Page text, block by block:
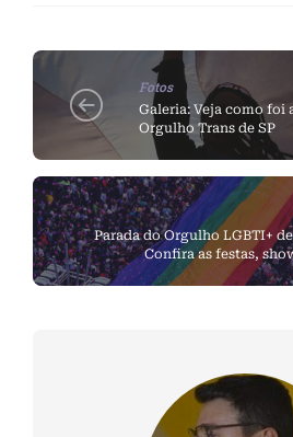
Fotos
Galeria: Veja como foi
Orgulho Trans de SP
Parada do Orgulho LGBTI+ de
Confira as festas,